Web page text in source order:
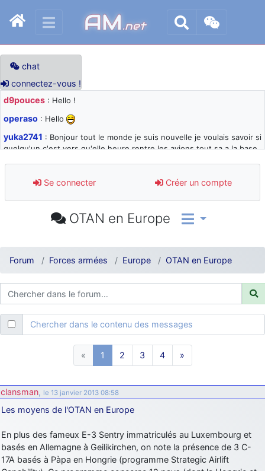
AM.net
chat
connectez-vous !
d9pouces : Hello !
operaso : Hello
yuka2741 : Bonjour tout le monde je suis nouvelle je voulais savoir si
quelqu'un c'est vers qu'elle heure rentre les avions tout sa a la base
d9pouces: désolé pour les quelques blocages du site ces derniers
jours : je teste des méthodes contre le spam et les bots trop nocifs
: Super, la nouvelle bannière
comprendre
d9pouces: ouakamois > si tu parles du sujet sur l'Armée de l'Air,
bien sûr que oui !
je suis un avion@,._,+: Bonjour je viens d'arriver il y a quelques
moi et quelques avions n'ont pas les mêmes noms qu'aujourd'hui
ouakamois: Bonjourà toutes et à tous.en espérantque ces
quelques images du Pays Basque vous auront plu ; Agur…
: Je me rattraperai à la Ferté samedi
fox_50: Bonjour, certains parmis vous étaient-ils présent au
meeting de Lann Bihoué de 2026 ?
cachée dans les pins
: Coucou et excellente année 2026 à tous et
au site!
jericho: Bonne année et tous mes meilleurs voeux à tous pour
Se connecter Créer un compte
OTAN en Europe
Forum Forces armées Europe OTAN en Europe
Chercher dans le contenu des messages
« 1 2 3 4 »
clansman, le 13 janvier 2013 08:58
Les moyens de l'OTAN en Europe
En plus des fameux E-3 Sentry immatriculés au Luxembourg et
basés en Allemagne à Geilikirchen, on note la présence de 3 C-
17A basés à Pàpa en Hongrie (programme Strategic Airlift